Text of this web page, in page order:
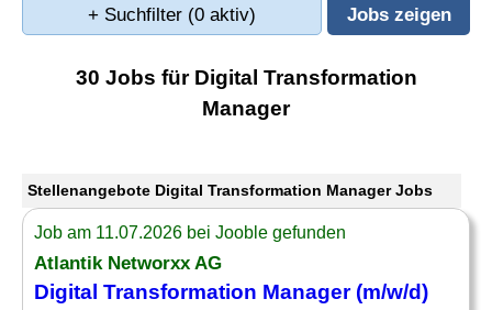
+ Suchfilter (0 aktiv)
30 Jobs für Digital Transformation
Manager
Stellenangebote Digital Transformation Manager Jobs
Job am 11.07.2026 bei Jooble gefunden
Atlantik Networxx AG
Digital Transformation Manager(m/w/d)